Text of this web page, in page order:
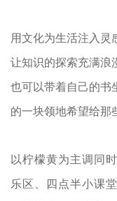
用文化为生活注入灵
让知识的探索充满浪
也可以带着自己的书
的一块领地希望给那
以柠檬黄为主调同
乐区、四点半小课